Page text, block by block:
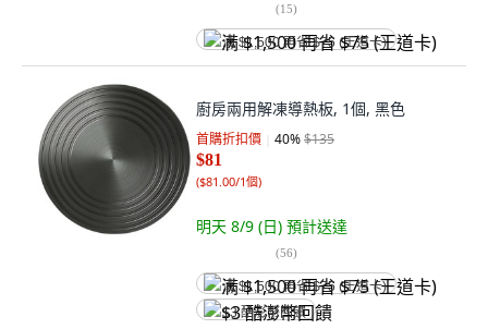
(15)
满 $1,500 再省 $75 (王道卡)
廚房兩用解凍導熱板, 1個, 黑色
首購折扣價 40%$135
$81
($81.00/1個)
明天 8/9 (日) 預計送達
(56)
满 $1,500 再省 $75 (王道卡)
$3 酷澎幣回饋